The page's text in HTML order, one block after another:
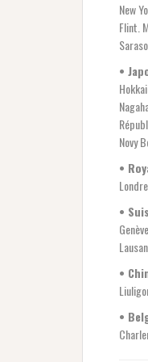
New
Flint.
•
Novy
•
•
•
•